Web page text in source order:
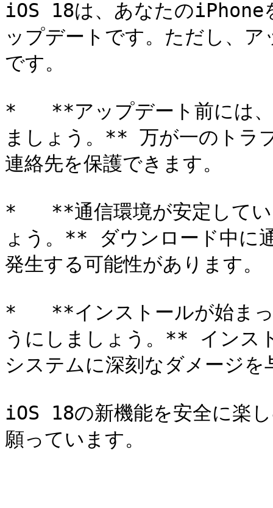
iOS 18は、あなたのiPhone
ップデートです。ただし、
です。
*   **アップデート前には、
ましょう。** 万が一のトラ
連絡先を保護できます。
*   **通信環境が安定してい
ょう。** ダウンロード中に
発生する可能性があります。
*   **インストールが始まっ
うにしましょう。** インス
システムに深刻なダメージ
iOS 18の新機能を安全に楽